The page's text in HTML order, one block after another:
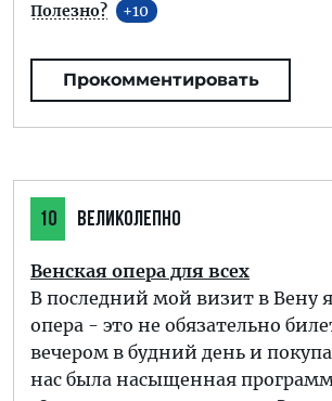
Полезно? 10
Прокомментировать
10 ВЕЛИКОЛЕПНО
Венская опера для всех
В последний мой визит в Вену
опера - это не обязательно
вечером в будний день и
нас была насыщенная